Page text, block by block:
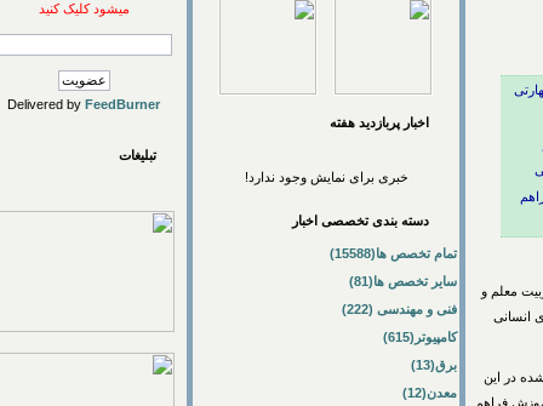
و
این
فراهم
اخبار پربازديد هفته
خبری برای نمایش وجود ندارد!
دسته بندی تخصصی اخبار
تمام تخصص ها(15588)
سایر تخصص ها(81)
فنی و مهندسی (222)
کامپیوتر(615)
برق(13)
معدن(12)
میشود کلیک کنید
Delivered byFeedBurner
تبلیغات